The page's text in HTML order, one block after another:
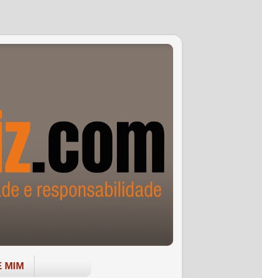
MIM